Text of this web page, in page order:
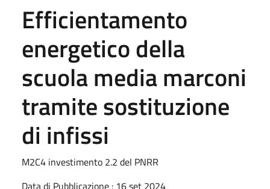
Efficientamento
energetico della
scuola media marconi
tramite sostituzione
di infissi
M2C4 investimento 2.2 del PNRR
Data di Pubblicazione : 16 set 2024